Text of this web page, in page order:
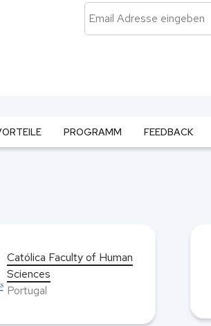
PROGRAMM FEEDBACK
Católica Faculty of Human
Sciences
Portugal